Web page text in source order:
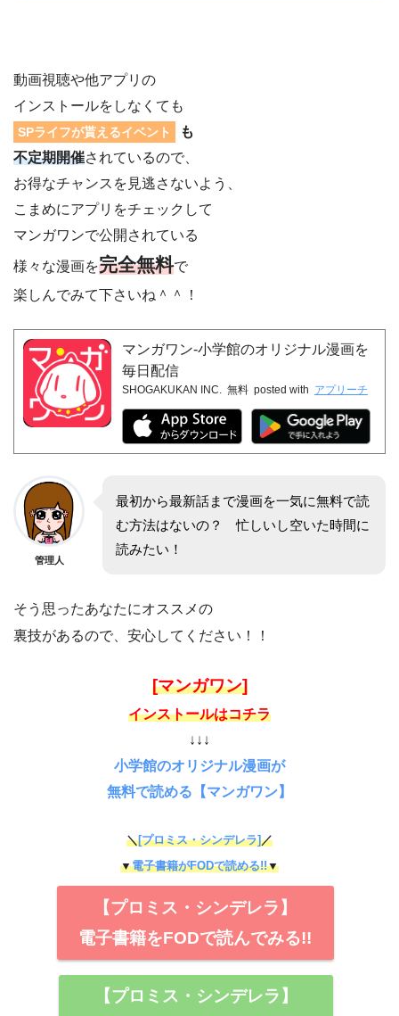
動画視聴や他アプリの
インストールをしなくても
SPライフが貰えるイベント
も
不定期開催されているので、
お得なチャンスを見逃さないよう、
こまめにアプリをチェックして
マンガワンで公開されている
様々な漫画を完全無料で
楽しんでみて下さいね＾＾！
マンガワン-小学館のオリジナル漫画を
毎日配信
SHOGAKUKAN INC. 無料 posted with アプリーチ
管理人
最初から最新話まで漫画を一気に無料で読
む方法はないの？ 忙しいし空いた時間に
読みたい！
そう思ったあなたにオススメの
裏技があるので、安心してください！！
[マンガワン]
インストールはコチラ
↓↓↓
小学館のオリジナル漫画が
無料で読める【マンガワン】
＼[プロミス・シンデレラ]／
▼電子書籍がFODで読める!!▼
【プロミス・シンデレラ】
電子書籍をFODで読んでみる!!
【プロミス・シンデレラ】